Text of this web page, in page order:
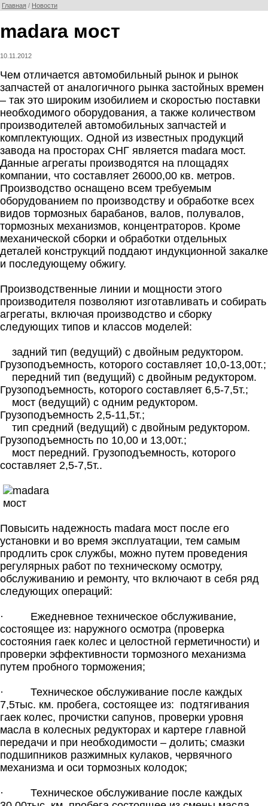
Главная / Новости
madara мост
10.11.2012
Чем отличается автомобильный рынок и рынок
запчастей от аналогичного рынка застойных времен
– так это широким изобилием и скоростью поставки
необходимого оборудования, а также количеством
производителей автомобильных запчастей и
комплектующих. Одной из известных продукций
завода на просторах СНГ является madara мост.
Данные агрегаты производятся на площадях
компании, что составляет 26000,00 кв. метров.
Производство оснащено всем требуемым
оборудованием по производству и обработке всех
видов тормозных барабанов, валов, полувалов,
тормозных механизмов, концентраторов. Кроме
механической сборки и обработки отдельных
деталей конструкций поддают индукционной закалке
и последующему обжигу.
Производственные линии и мощности этого
производителя позволяют изготавливать и собирать
агрегаты, включая производство и сборку
следующих типов и классов моделей:
задний тип (ведущий) с двойным редуктором.
Грузоподъемность, которого составляет 10,0-13,00т.;
передний тип (ведущий) с двойным редуктором.
Грузоподъемность, которого составляет 6,5-7,5т.;
мост (ведущий) с одним редуктором.
Грузоподъемность 2,5-11,5т.;
тип средний (ведущий) с двойным редуктором.
Грузоподъемность по 10,00 и 13,00т.;
мост передний. Грузоподъемность, которого
составляет 2,5-7,5т..
Повысить надежность madara мост после его
установки и во время эксплуатации, тем самым
продлить срок службы, можно путем проведения
регулярных работ по техническому осмотру,
обслуживанию и ремонту, что включают в себя ряд
следующих операций:
· Ежедневное техническое обслуживание,
состоящее из: наружного осмотра (проверка
состояния гаек колес и целостной герметичности) и
проверки эффективности тормозного механизма
путем пробного торможения;
· Техническое обслуживание после каждых
7,5тыс. км. пробега, состоящее из: подтягивания
гаек колес, прочистки сапунов, проверки уровня
масла в колесных редукторах и картере главной
передачи и при необходимости – долить; смазки
подшипников разжимных кулаков, червячного
механизма и оси тормозных колодок;
· Техническое обслуживание после каждых